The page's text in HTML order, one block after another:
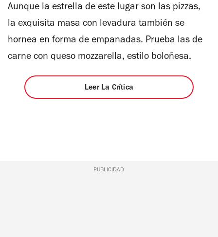
estrellas
Aunque la estrella de este lugar son las pizzas,
la exquisita masa con levadura también se
hornea en forma de empanadas. Prueba las de
carne con queso mozzarella, estilo boloñesa.
Leer La Crítica
PUBLICIDAD